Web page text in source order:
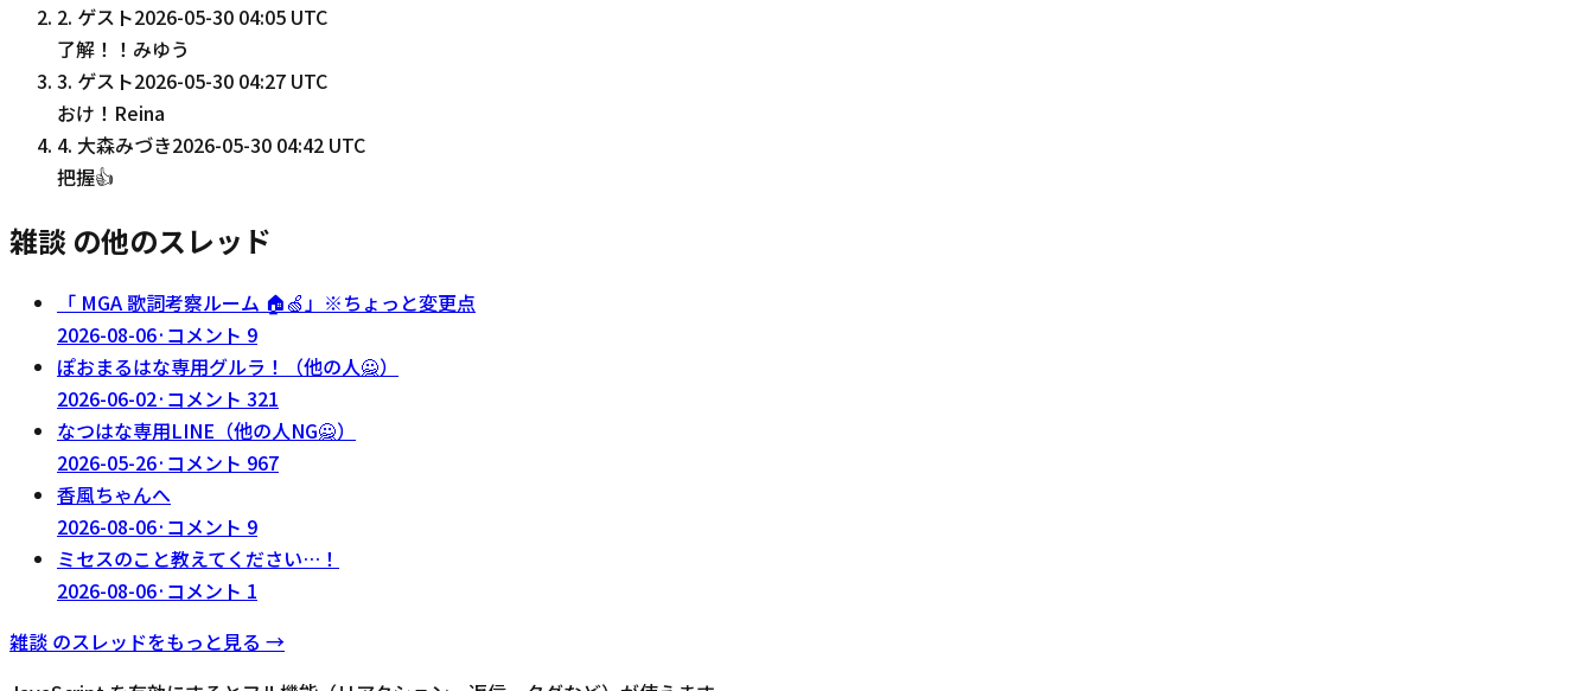
2. ゲスト2026-05-30 04:05 UTC
了解！！みゆう
3. ゲスト2026-05-30 04:27 UTC
おけ！Reina
4. 大森みづき2026-05-30 04:42 UTC
把握👍️
雑談 の他のスレッド
「 MGA 歌詞考察ルーム 🏠🍏」※ちょっと変更点
2026-08-06· コメント 9
ぽおまるはな専用グルラ！（他の人🙅）
2026-06-02· コメント 321
なつはな専用LINE（他の人NG🙅）
2026-05-26· コメント 967
香風ちゃんへ
2026-08-06· コメント 9
ミセスのこと教えてください…！
2026-08-06· コメント 1
雑談 のスレッドをもっと見る →